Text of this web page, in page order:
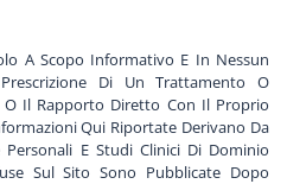
A Scopo Informativo E In Nessun
Di Un Trattamento O
O Il Rapporto Diretto Con Il Proprio
Qui Riportate Derivano Da
Personali E Studi Clinici Di Dominio
Sul Sito Sono Pubblicate Dopo